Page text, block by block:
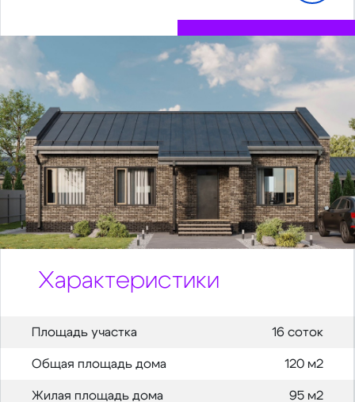
Характеристики
Площадь участка 16 соток
Общая площадь дома 120 м2
Жилая площадь дома 95 м2